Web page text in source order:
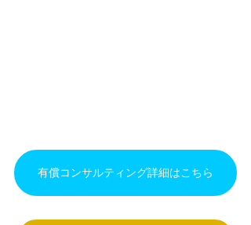
有償コンサルティング詳細はこちら